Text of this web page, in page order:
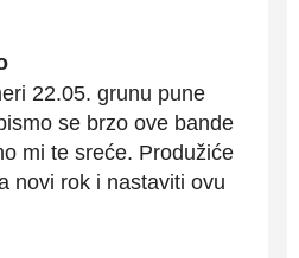
22.05. grunu pune
se brzo ove bande
mi te sreće. Produžiće
novi rok i nastaviti ovu